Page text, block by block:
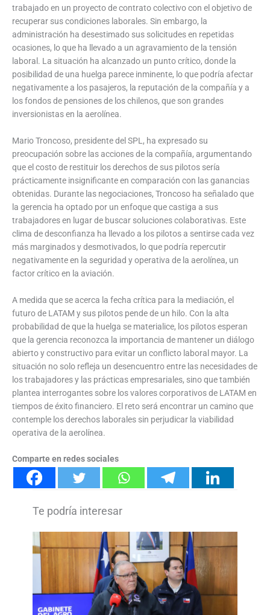
trabajado en un proyecto de contrato colectivo con el objetivo de
recuperar sus condiciones laborales. Sin embargo, la
administración ha desestimado sus solicitudes en repetidas
ocasiones, lo que ha llevado a un agravamiento de la tensión
laboral. La situación ha alcanzado un punto crítico, donde la
posibilidad de una huelga parece inminente, lo que podría afectar
negativamente a los pasajeros, la reputación de la compañía y a
los fondos de pensiones de los chilenos, que son grandes
inversionistas en la aerolínea.
Mario Troncoso, presidente del SPL, ha expresado su
preocupación sobre las acciones de la compañía, argumentando
que el costo de restituir los derechos de sus pilotos sería
prácticamente insignificante en comparación con las ganancias
obtenidas. Durante las negociaciones, Troncoso ha señalado que
la gerencia ha optado por un enfoque que castiga a sus
trabajadores en lugar de buscar soluciones colaborativas. Este
clima de desconfianza ha llevado a los pilotos a sentirse cada vez
más marginados y desmotivados, lo que podría repercutir
negativamente en la seguridad y operativa de la aerolínea, un
factor crítico en la aviación.
A medida que se acerca la fecha crítica para la mediación, el
futuro de LATAM y sus pilotos pende de un hilo. Con la alta
probabilidad de que la huelga se materialice, los pilotos esperan
que la gerencia reconozca la importancia de mantener un diálogo
abierto y constructivo para evitar un conflicto laboral mayor. La
situación no solo refleja un desencuentro entre las necesidades de
los trabajadores y las prácticas empresariales, sino que también
plantea interrogantes sobre los valores corporativos de LATAM en
tiempos de éxito financiero. El reto será encontrar un camino que
contemple los derechos laborales sin perjudicar la viabilidad
operativa de la aerolínea.
Comparte en redes sociales